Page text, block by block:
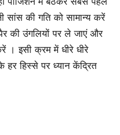
सांस की गति को सामान्य करें
की उंगलियों पर ले जाएं और
। इसी क्रम में धीरे धीरे
हर हिस्से पर ध्यान केंद्रित